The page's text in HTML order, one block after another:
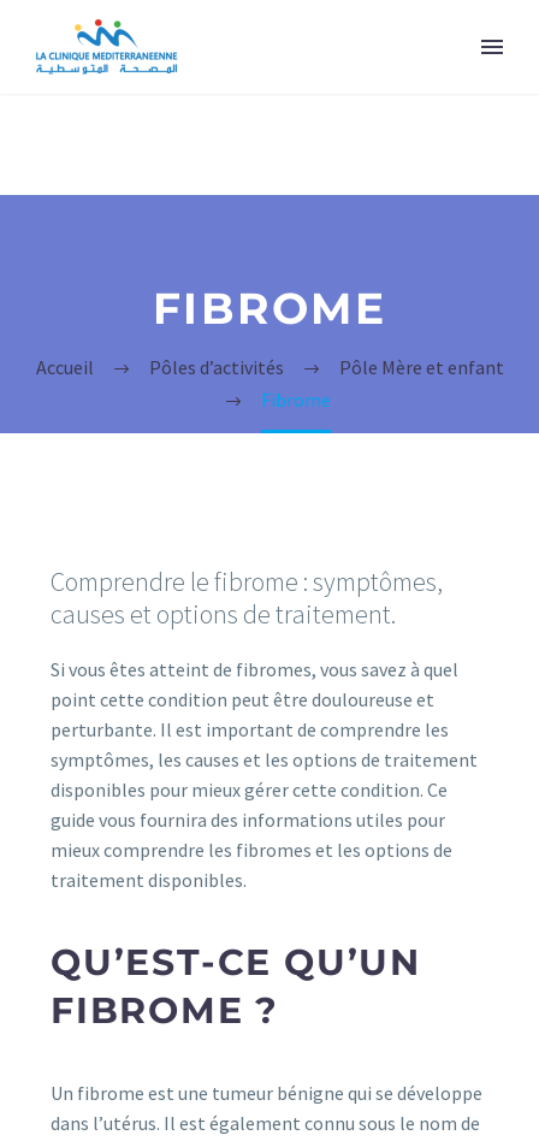
FIBROME
Accueil Pôles d’activités
Pôle Mère et enfant
Fibrome
Comprendre le fibrome : symptômes,
causes et options de traitement.
Si vous êtes atteint de fibromes, vous savez à quel
point cette condition peut être douloureuse et
perturbante. Il est important de comprendre les
symptômes, les causes et les options de traitement
disponibles pour mieux gérer cette condition. Ce
guide vous fournira des informations utiles pour
mieux comprendre les fibromes et les options de
traitement disponibles.
QU’EST-CE QU’UN
FIBROME ?
Un fibrome est une tumeur bénigne qui se développe
dans l’utérus. Il est également connu sous le nom de